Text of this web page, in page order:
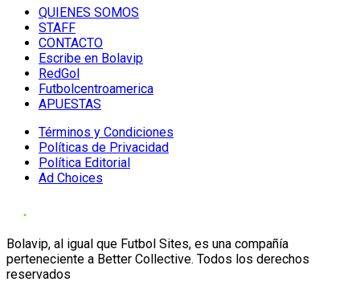
QUIENES SOMOS
STAFF
CONTACTO
Escribe en Bolavip
RedGol
Futbolcentroamerica
APUESTAS
Términos y Condiciones
Políticas de Privacidad
Política Editorial
Ad Choices
Bolavip, al igual que Futbol Sites, es una compañía
perteneciente a Better Collective. Todos los derechos
reservados